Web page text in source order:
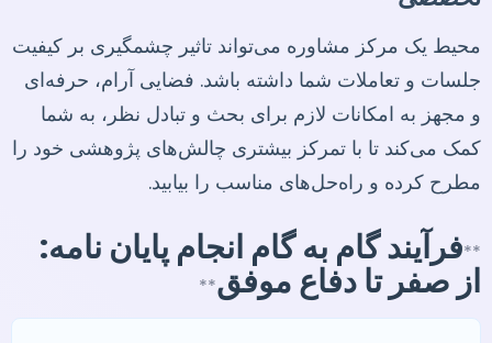
محیط یک مرکز مشاوره می‌تواند تاثیر چشمگیری بر کیفیت
جلسات و تعاملات شما داشته باشد. فضایی آرام، حرفه‌ای
و مجهز به امکانات لازم برای بحث و تبادل نظر، به شما
کمک می‌کند تا با تمرکز بیشتری چالش‌های پژوهشی خود را
مطرح کرده و راه‌حل‌های مناسب را بیابید.
**فرآیند گام به گام انجام پایان نامه:
از صفر تا دفاع موفق**